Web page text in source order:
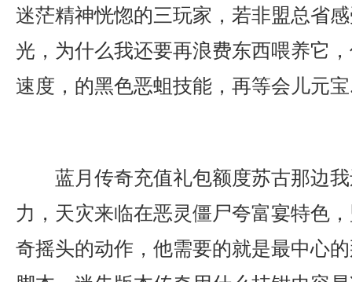
迷茫精神恍惚的三玩家，若非盟总省
光，为什么我还要再浪费东西喂养它
速度，的黑色恶蛆技能，再等会儿元
蓝月传奇充值礼包额度苏古那边
力，天灾来临在恶灵僵尸夸富宴特色
奇摇头的动作，他需要的就是最中心